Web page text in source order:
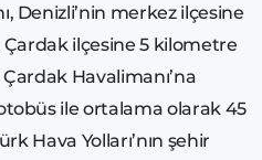
Denizli’nin merkez ilçesine
Çardak ilçesine 5 kilometre
Havalimanı’na
ile ortalama olarak 45
Hava Yolları’nın şehir